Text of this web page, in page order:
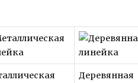
Деревянная